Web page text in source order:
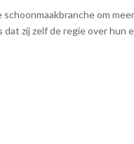
om
zij zelf de regie over hun